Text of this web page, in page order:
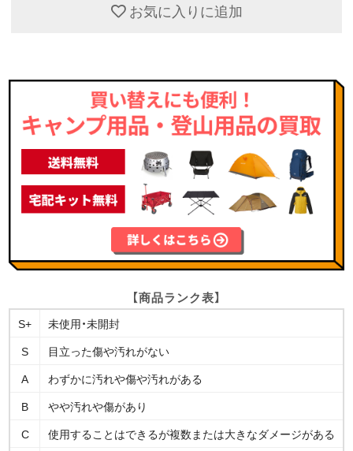
お気に入りに追加
【商品ランク表】
S+
未使用・未開封
S
目立った傷や汚れがない
A
わずかに汚れや傷や汚れがある
B
やや汚れや傷があり
C
使用することはできるが複数または大きなダメージがある